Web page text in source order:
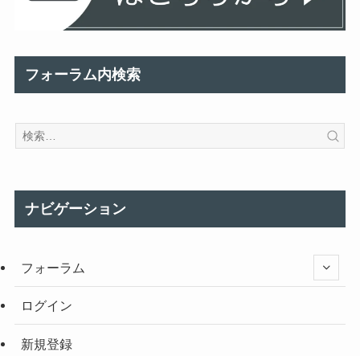
フォーラム内検索
ナビゲーション
フォーラム
ログイン
新規登録